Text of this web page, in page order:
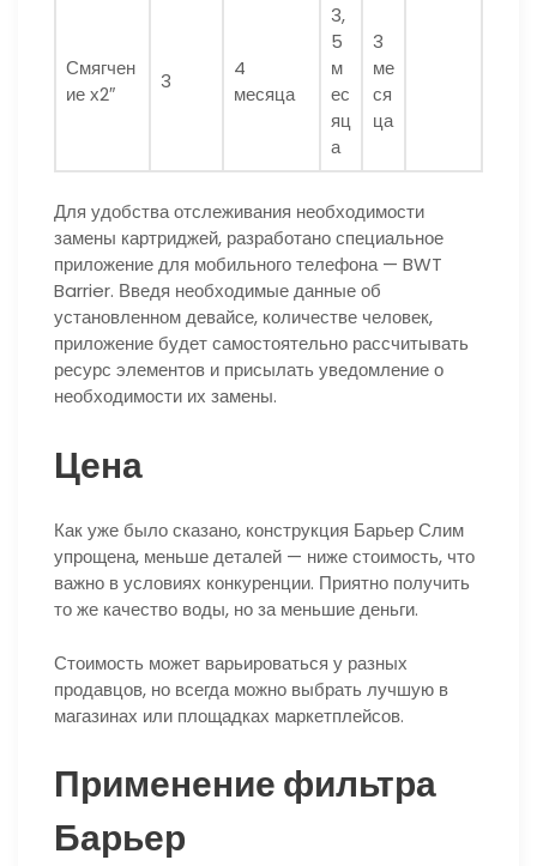
Смягчен
ие х2″
3
4
месяца
3,
5
м
ес
яц
а
3
ме
ся
ца
Для удобства отслеживания необходимости
замены картриджей, разработано специальное
приложение для мобильного телефона — BWT
Barrier. Введя необходимые данные об
установленном девайсе, количестве человек,
приложение будет самостоятельно рассчитывать
ресурс элементов и присылать уведомление о
необходимости их замены.
Цена
Как уже было сказано, конструкция Барьер Слим
упрощена, меньше деталей — ниже стоимость, что
важно в условиях конкуренции. Приятно получить
то же качество воды, но за меньшие деньги.
Стоимость может варьироваться у разных
продавцов, но всегда можно выбрать лучшую в
магазинах или площадках маркетплейсов.
Применение фильтра
Барьер